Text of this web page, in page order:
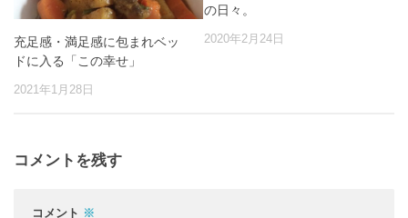
充足感・満足感に包まれベッ
ドに入る「この幸せ」
2021年1月28日
の日々。
2020年2月24日
コメントを残す
コメント ※